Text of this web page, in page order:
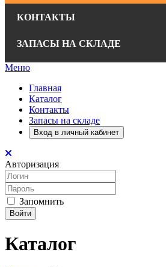
КОНТАКТЫ
ЗАПАСЫ НА СКЛАДЕ
Меню
Главная
Каталог
Контакты
Запасы на складе
Вход в личный кабинет
Авторизация
Запомнить
Войти
Каталог